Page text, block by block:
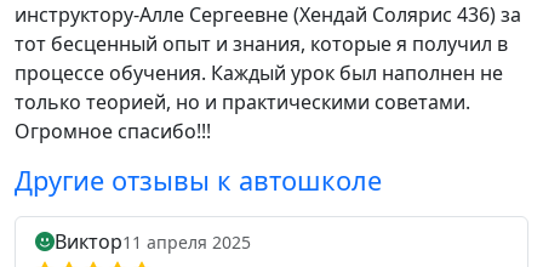
инструктору-Алле Сергеевне (Хендай Солярис 436) за
тот бесценный опыт и знания, которые я получил в
процессе обучения. Каждый урок был наполнен не
только теорией, но и практическими советами.
Огромное спасибо!!!
Другие отзывы к автошколе
Виктор11 апреля 2025